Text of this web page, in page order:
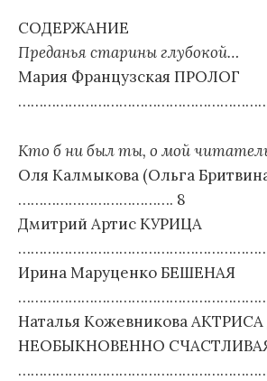
СОДЕРЖАНИЕ
Преданья старины глубокой…
Мария Французская ПРОЛОГ
Кто б ни был ты, о мой
Оля Калмыкова (Ольга
………………………………. 8
Дмитрий Артис КУРИЦА
Ирина Маруценко БЕШЕНАЯ
Наталья Кожевникова
НЕОБЫКНОВЕННО